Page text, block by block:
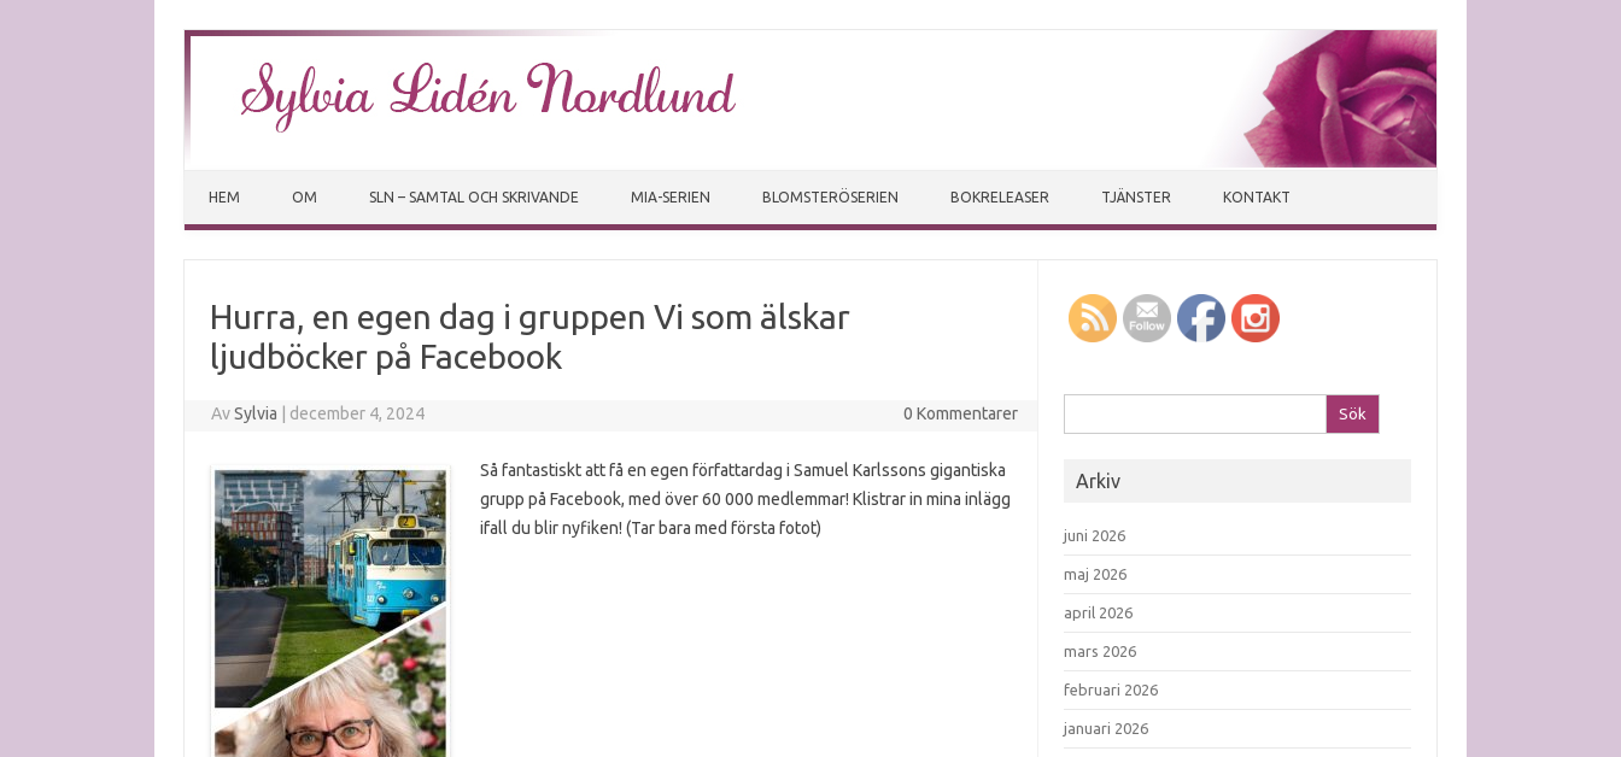
HEM OM SLN – SAMTAL OCH SKRIVANDE MIA-SERIEN BLOMSTERÖSERIEN BOKRELEASER TJÄNSTER KONTAKT
Hurra, en egen dag i gruppen Vi som älskar
ljudböcker på Facebook
AvSylvia december 4, 2024 0 Kommentarer
Så fantastiskt att få en egen författardag i Samuel Karlssons gigantiska
grupp på Facebook, med över 60 000 medlemmar! Klistrar in mina inlägg
ifall du blir nyfiken! (Tar bara med första fotot)
Arkiv
juni 2026
maj 2026
april 2026
mars 2026
februari 2026
januari 2026